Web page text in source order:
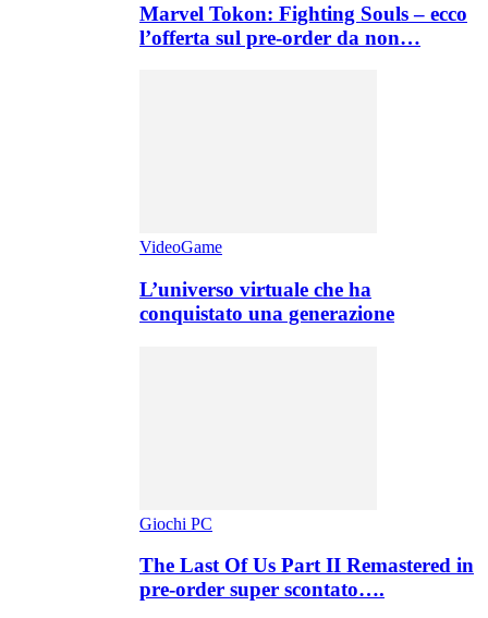
Marvel Tokon: Fighting Souls – ecco
l’offerta sul pre-order da non…
VideoGame
L’universo virtuale che ha
conquistato una generazione
Giochi PC
The Last Of Us Part II Remastered in
pre-order super scontato….